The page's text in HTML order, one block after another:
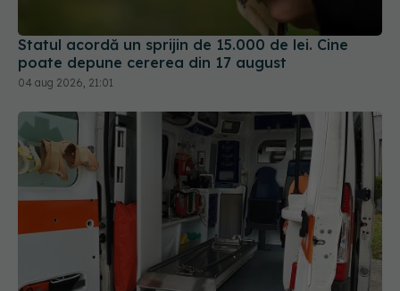
Statul acordă un sprijin de 15.000 de lei. Cine
poate depune cererea din 17 august
04 aug 2026, 21:01